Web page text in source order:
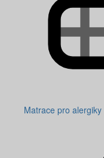
Matrace pro alergiky